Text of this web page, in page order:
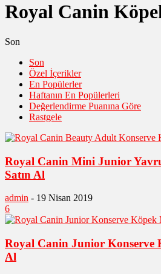
Royal Canin
Son
Son
Özel İçerikler
En Popülerler
Haftanın En Popülerleri
Değerlendirme Puanına Göre
Rastgele
Royal Canin Mini Junior
Satın Al
admin - 19 Nisan 2019
6
Royal Canin Junior Konserve
Al